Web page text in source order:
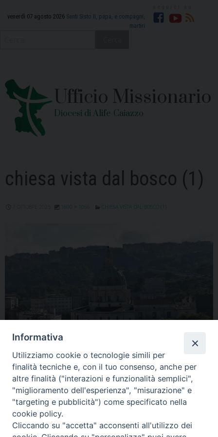
venerdì 07 agosto 2026 Santi Sisto II, papa, e compagni,
martiri
Ufficio Missionario
Diocesi di Alife-Caiazzo
chiesa vista dal bosco (1)
1600 × 1066 CHIESA VISTA DAL BOSCO (1)
« Previous Image Next Image »
Informativa
Utilizziamo cookie o tecnologie simili per
finalità tecniche e, con il tuo consenso, anche per
altre finalità ("interazioni e funzionalità semplici",
"miglioramento dell'esperienza", "misurazione" e
"targeting e pubblicità") come specificato nella
cookie policy.
Cliccando su "accetta" acconsenti all'utilizzo dei